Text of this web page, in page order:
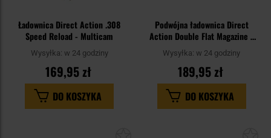
Ładownica Direct Action .308
Speed Reload - Multicam
Wysyłka: w 24 godziny
169,95 zł
DO KOSZYKA
Podwójna ładownica Direct
Action Double Flat Magazine -
Ranger Green
Wysyłka: w 24 godziny
189,95 zł
DO KOSZYKA